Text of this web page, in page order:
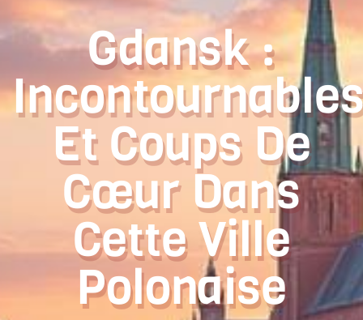
Gdansk :
Et Coups De
Cœur Dans
Cette Ville
Polonaise